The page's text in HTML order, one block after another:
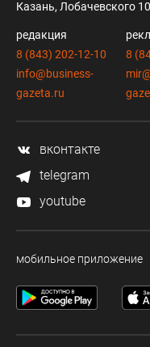
Казань, Лобачевского
редакция
8 (843) 202-12-10
info@business-
gazeta.ru
8
вконтакте
telegram
youtube
мобильное приложение